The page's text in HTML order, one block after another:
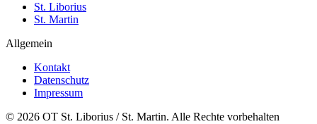
St. Liborius
St. Martin
Allgemein
Kontakt
Datenschutz
Impressum
© 2026 OT St. Liborius / St. Martin. Alle Rechte vorbehalten